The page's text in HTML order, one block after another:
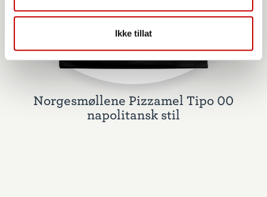
Ikke tillat
Norgesmøllene Pizzamel Tipo 00
napolitansk stil